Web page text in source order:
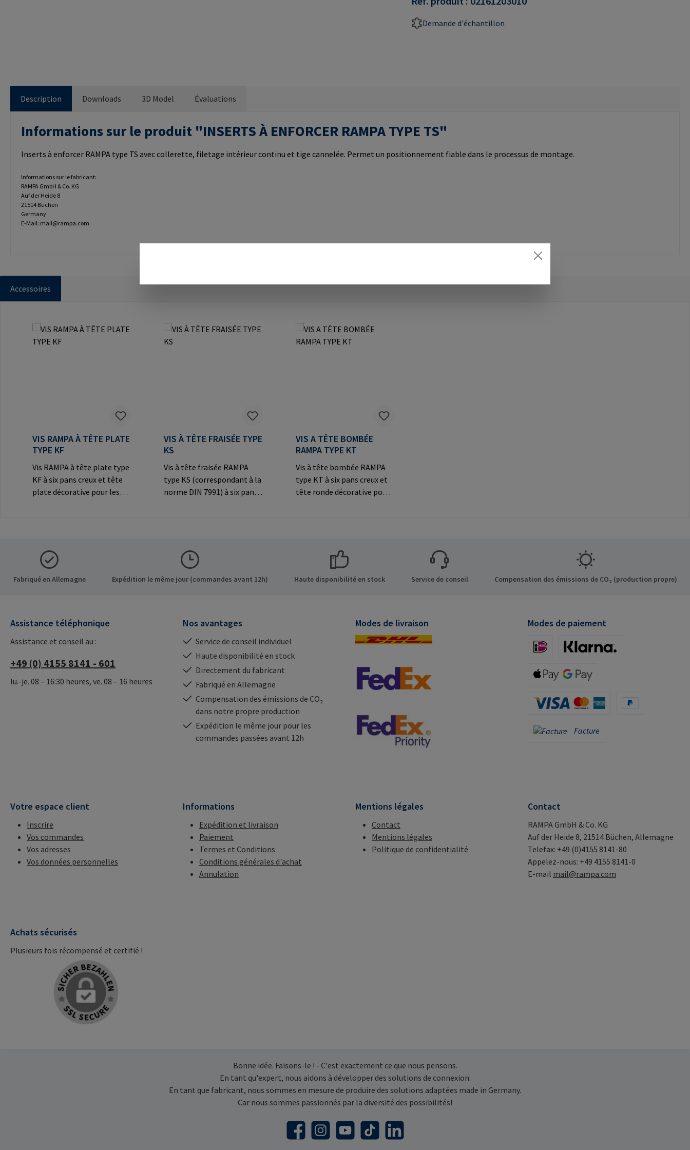
Demande d'échantillon
Description Downloads 3D Model Évaluations
Informations sur le produit "INSERTS À ENFORCER RAMPA TYPE TS"
Inserts à enforcer RAMPA type TS avec collerette, filetage intérieur continu et tige cannelée. Permet un positionnement fiable dans le processus de montage.
Informations sur le fabricant:
RAMPA GmbH & Co. KG
Auf der Heide 8
21514 Büchen
Germany
E-Mail: mail@rampa.com
Accessoires
VIS RAMPA À TÊTE PLATE
TYPE KF
Vis RAMPA à tête plate type
KF à six pans creux et tête
plate décorative pour les
Büchen Germany E-Mail:
mail@rampa.com
VIS À TÊTE FRAISÉE TYPE
KS
Vis à tête fraisée RAMPA
type KS (correspondant à la
norme DIN 7991) à six pans
fabricant: RAMPA GmbH &
Co. KG Auf der Heide 8 21514
Büchen Germany E-Mail:
VIS A TÊTE BOMBÉE
RAMPA TYPE KT
Vis à tête bombée RAMPA
type KT à six pans creux et
tête ronde décorative pour
Büchen Germany E-Mail:
mail@rampa.com
Fabriqué en Allemagne Expédition le même jour (commandes avant 12h) Haute disponibilité en stock Service de conseil Compensation des émissions de CO₂ (production propre)
Assistance téléphonique
Assistance et conseil au :
+49 (0) 4155 8141 - 601
lu.-je. 08 – 16:30 heures, ve. 08 – 16 heures
Nos avantages
Service de conseil individuel
Haute disponibilité en stock
Directement du fabricant
Fabriqué en Allemagne
Compensation des émissions de CO₂
dans notre propre production
Expédition le même jour pour les
commandes passées avant 12h
Modes de livraison Modes de paiement
Facture
Facture
Votre espace client
Inscrire
Vos commandes
Vos adresses
Vos données personnelles
Informations
Expédition et livraison
Paiement
Termes et Conditions
Conditions générales d'achat
Annulation
Mentions légales
Contact
Mentions légales
Politique de confidentialité
Contact
RAMPA GmbH & Co. KG
Auf der Heide 8, 21514 Büchen, Allemagne
Telefax: +49 (0)4155 8141-80
Appelez-nous: +49 4155 8141-0
E-mail mail@rampa.com
Achats sécurisés
Plusieurs fois récompensé et certifié !
Bonne idée. Faisons-le ! - C'est exactement ce que nous pensons.
En tant qu'expert, nous aidons à développer des solutions de connexion.
En tant que fabricant, nous sommes en mesure de produire des solutions adaptées made in Germany.
Car nous sommes passionnés par la diversité des possibilités!
FacebookInstagramYouTubeTikTok LinkedIn